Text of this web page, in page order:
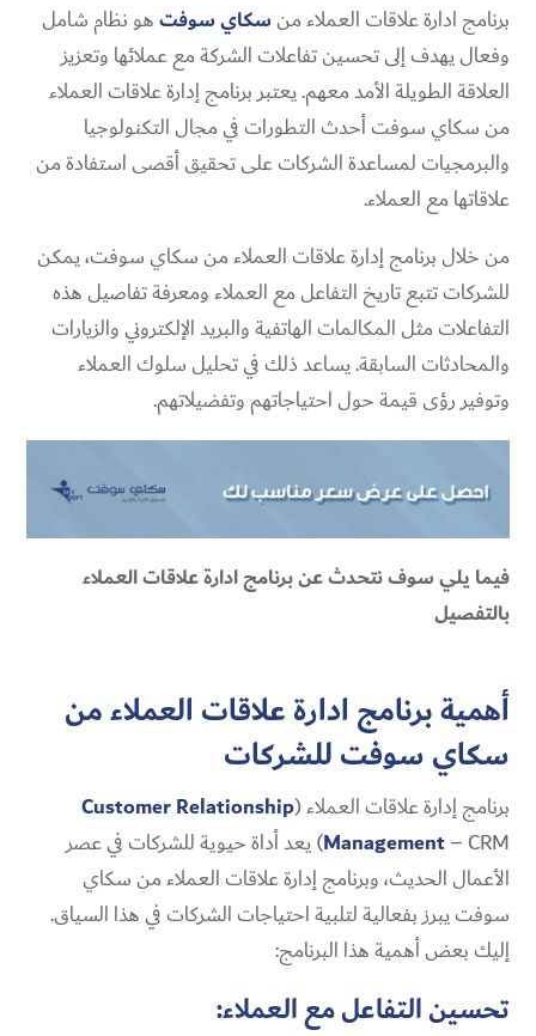
برنامج ادارة علاقات العملاء منسكاي سوفتهو نظام شامل
وفعال يهدف إلى تحسين تفاعلات الشركة مع عملائها وتعزيز
العلاقة الطويلة الأمد معهم. يعتبر برنامج إدارة علاقات العملاء
من سكاي سوفت أحدث التطورات في مجال التكنولوجيا
والبرمجيات لمساعدة الشركات على تحقيق أقصى استفادة من
علاقاتها مع العملاء.
من خلال برنامج إدارة علاقات العملاء من سكاي سوفت، يمكن
للشركات تتبع تاريخ التفاعل مع العملاء ومعرفة تفاصيل هذه
التفاعلات مثل المكالمات الهاتفية والبريد الإلكتروني والزيارات
والمحادثات السابقة. يساعد ذلك في تحليل سلوك العملاء
وتوفير رؤى قيمة حول احتياجاتهم وتفضيلاتهم.
فيما يلي سوف نتحدث عن برنامج ادارة علاقات العملاء
بالتفصيل
أهمية برنامج ادارة علاقات العملاء من
سكاي سوفت للشركات
برنامج إدارة علاقات العملاء (Customer Relationship
Management– CRM) يعد أداة حيوية للشركات في عصر
الأعمال الحديث، وبرنامج إدارة علاقات العملاء من سكاي
سوفت يبرز بفعالية لتلبية احتياجات الشركات في هذا السياق.
إليك بعض أهمية هذا البرنامج:
تحسين التفاعل مع العملاء: